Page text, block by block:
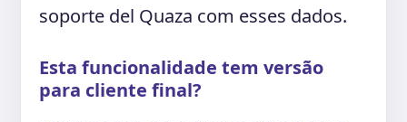
soporte del Quaza com esses dados.
Esta funcionalidade tem versão
para cliente final?